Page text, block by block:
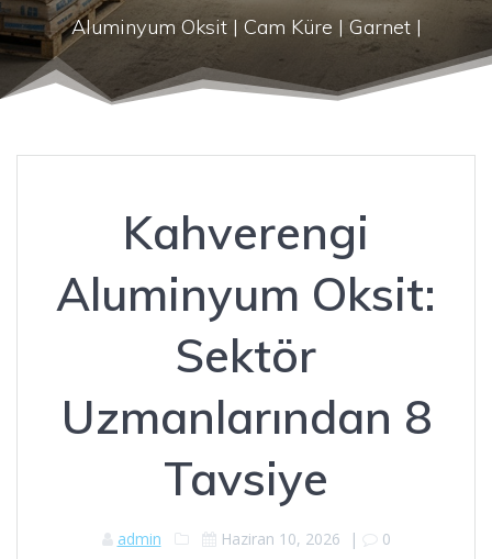
Aluminyum Oksit | Cam Küre | Garnet |
Kahverengi
Aluminyum Oksit:
Sektör
Uzmanlarından 8
Tavsiye
admin Haziran 10, 2026 | 0